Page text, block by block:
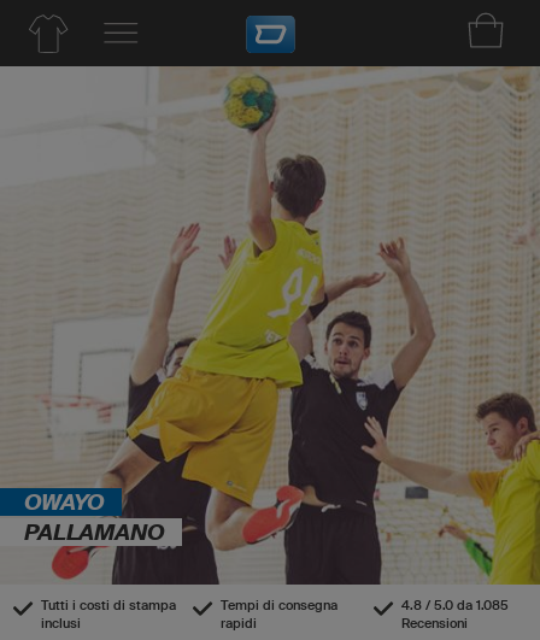
OWAYO
PALLAMANO
Tutti i costi di stampa
inclusi
Tempi di consegna
rapidi
4.8 / 5.0 da 1.085
Recensioni